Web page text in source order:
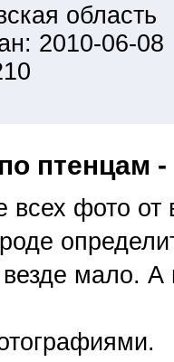
область
2010-06-08
птенцам
всех фото
мало.